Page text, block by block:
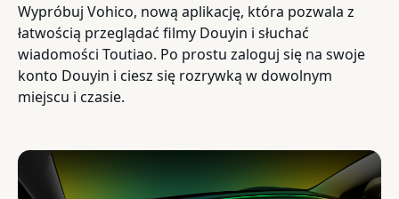
Wypróbuj Vohico, nową aplikację, która pozwala z
łatwością przeglądać filmy Douyin i słuchać
wiadomości Toutiao. Po prostu zaloguj się na swoje
konto Douyin i ciesz się rozrywką w dowolnym
miejscu i czasie.